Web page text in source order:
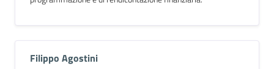
Filippo Agostini